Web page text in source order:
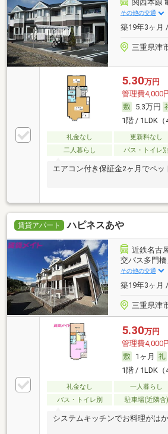
関西本線
その他の交通
築19年3ヶ月
三重県津
5.30万円
管理費4,000
5.3万円
1階 / 1LDK（
礼金なし 更新料なし
二人暮らし
バス・トイレ別
エアコン付き保証金2ヶ月でペッ
賃貸アパート ハピネスあや
近鉄名古
交バス多門
その他の交通
築19年3ヶ月
三重県津
5.30万円
管理費4,000
1ヶ月
1階 / 1LDK（
礼金なし 一人暮らし
バス・トイレ別
駐車場(近隣含)
システムキッチンでお料理がは